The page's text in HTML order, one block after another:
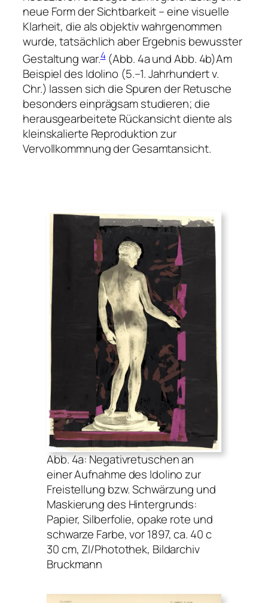
neue Form der Sichtbarkeit – eine visuelle
Klarheit, die als objektiv wahrgenommen
wurde, tatsächlich aber Ergebnis bewusster
Gestaltung war.4(Abb. 4a und Abb. 4b)Am
Beispiel des Idolino (5.–1. Jahrhundert v.
Chr.) lassen sich die Spuren der Retusche
besonders einprägsam studieren; die
herausgearbeitete Rückansicht diente als
kleinskalierte Reproduktion zur
Vervollkommnung der Gesamtansicht.
Abb. 4a: Negativretuschen an
einer Aufnahme des Idolino zur
Freistellung bzw. Schwärzung und
Maskierung des Hintergrunds:
Papier, Silberfolie, opake rote und
schwarze Farbe, vor 1897, ca. 40 c
30 cm, ZI/Photothek, Bildarchiv
Bruckmann